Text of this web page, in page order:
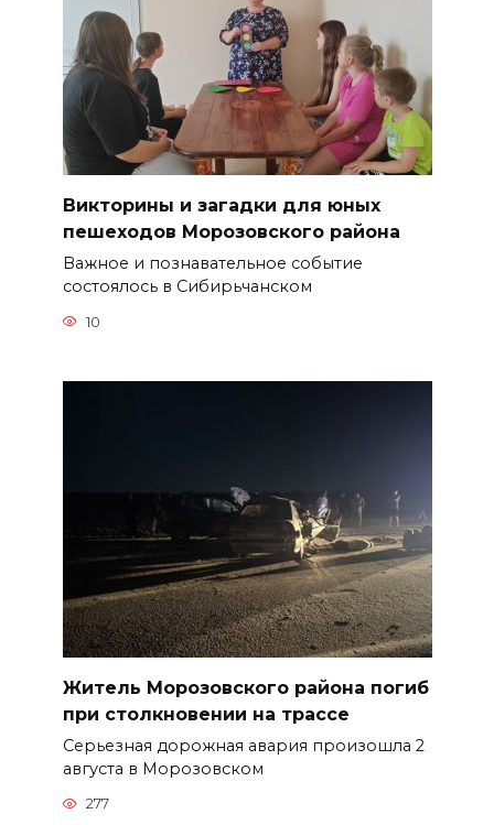
Викторины и загадки для юных
пешеходов Морозовского района
Важное и познавательное событие
состоялось в Сибирьчанском
10
Житель Морозовского района погиб
при столкновении на трассе
Серьезная дорожная авария произошла 2
августа в Морозовском
277